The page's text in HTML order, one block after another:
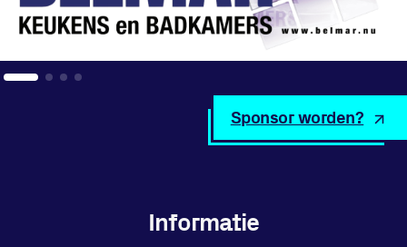
Vraag en contact
Informatie
Sponsor worden?